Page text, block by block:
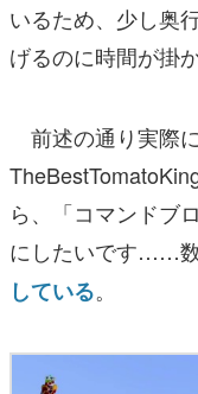
いるため、少し奥
げるのに時間が掛
前述の通り実際
ら、「コマンドブ
にしたいです……
している。